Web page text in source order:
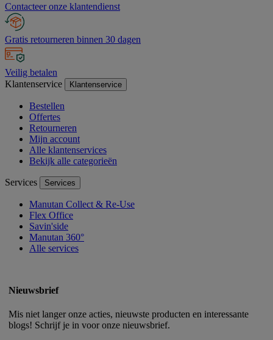
Contacteer onze klantendienst
Gratis retourneren binnen 30 dagen
Veilig betalen
Klantenservice
Klantenservice
Bestellen
Offertes
Retourneren
Mijn account
Alle klantenservices
Bekijk alle categorieën
Services Services
Manutan Collect & Re-Use
Flex Office
Savin'side
Manutan 360°
Alle services
Nieuwsbrief
Mis niet langer onze acties, nieuwste producten en interessante
blogs! Schrijf je in voor onze nieuwsbrief.